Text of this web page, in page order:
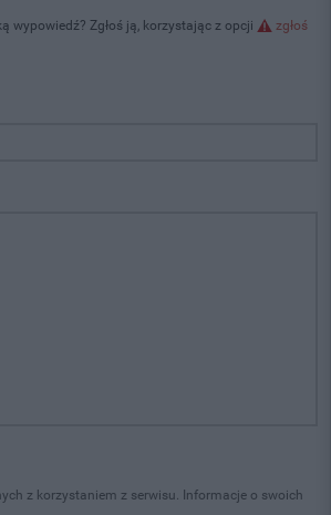
wypowiedź? Zgłoś ją, korzystając z opcji
zgłoś
z korzystaniem z serwisu. Informacje o swoich